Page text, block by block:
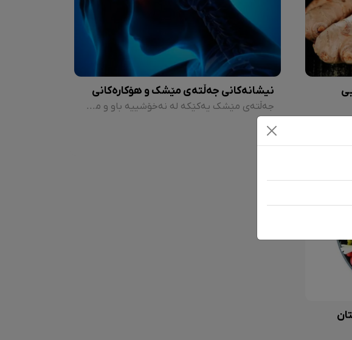
نیشانەکانی جەڵتەی مێشک و هۆکارەکانی
جەڵتەی مێشک یەکێکە لە نەخۆشییە باو و مەترسیدارەکانی ئەمڕۆ. سێیەم هۆکاری مردنە لە دوای شێرپەنجە و نەخۆشییەکانی دڵ.